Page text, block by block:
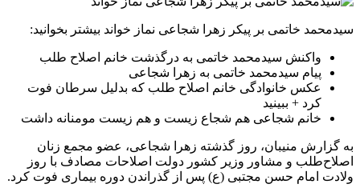
سیدمحمد خاتمی بر پیکر زهرا شجاعی نماز خواند بیشتر بخوانید:
واکنش سیدمحمد خاتمی به درگذشت خانم اصلاح طلب
پیام سیدمحمد خاتمی به زهرا شجاعی
عکس خانوادگی خانم اصلاح طلب که بدلیل سرطان فوت
کرد + ببینید
خانم شجاعی هم شجاع زیست و هم زیست مومنانه داشت
به گزارش منیبان، روز گذشته زهرا شجاعی، عضو مجمع زنان
اصلاح‌طلب و مشاور وزیر کشور دولت اصلاحات مصادف با روز
ولادت امام حسن مجتبی (ع) پس از گذراندن دوره بیماری فوت کرد.